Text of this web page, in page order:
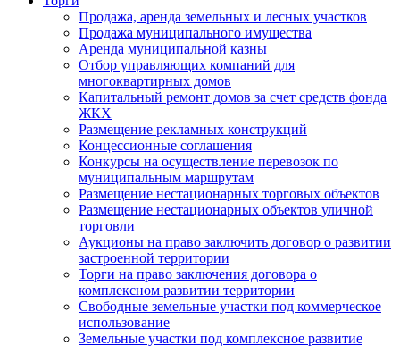
Продажа, аренда земельных и лесных участков
Продажа муниципального имущества
Аренда муниципальной казны
Отбор управляющих компаний для
многоквартирных домов
Капитальный ремонт домов за счет средств фонда
ЖКХ
Размещение рекламных конструкций
Концессионные соглашения
Конкурсы на осуществление перевозок по
муниципальным маршрутам
Размещение нестационарных торговых объектов
Размещение нестационарных объектов уличной
торговли
Аукционы на право заключить договор о развитии
застроенной территории
Торги на право заключения договора о
комплексном развитии территории
Свободные земельные участки под коммерческое
использование
Земельные участки под комплексное развитие